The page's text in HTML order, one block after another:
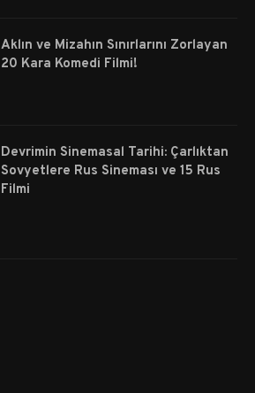
Aklın ve Mizahın Sınırlarını Zorlayan
20 Kara Komedi Filmi!
Devrimin Sinemasal Tarihi: Çarlıktan
Sovyetlere Rus Sineması ve 15 Rus
Filmi